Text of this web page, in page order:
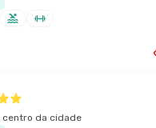
centro da cidade